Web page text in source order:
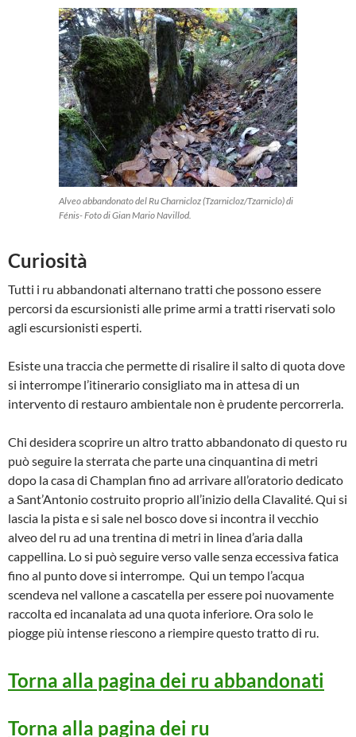
Alveo abbandonato del Ru Charnicloz (Tzarnicloz/Tzarniclo) di
Fénis- Foto di Gian Mario Navillod.
Curiosità
Tutti i ru abbandonati alternano tratti che possono essere
percorsi da escursionisti alle prime armi a tratti riservati solo
agli escursionisti esperti.
Esiste una traccia che permette di risalire il salto di quota dove
si interrompe l’itinerario consigliato ma in attesa di un
intervento di restauro ambientale non è prudente percorrerla.
Chi desidera scoprire un altro tratto abbandonato di questo ru
può seguire la sterrata che parte una cinquantina di metri
dopo la casa di Champlan fino ad arrivare all’oratorio dedicato
a Sant’Antonio costruito proprio all’inizio della Clavalité. Qui si
lascia la pista e si sale nel bosco dove si incontra il vecchio
alveo del ru ad una trentina di metri in linea d’aria dalla
cappellina. Lo si può seguire verso valle senza eccessiva fatica
fino al punto dove si interrompe. Qui un tempo l’acqua
scendeva nel vallone a cascatella per essere poi nuovamente
raccolta ed incanalata ad una quota inferiore. Ora solo le
piogge più intense riescono a riempire questo tratto di ru.
Torna alla pagina dei ru abbandonati
Torna alla pagina dei ru